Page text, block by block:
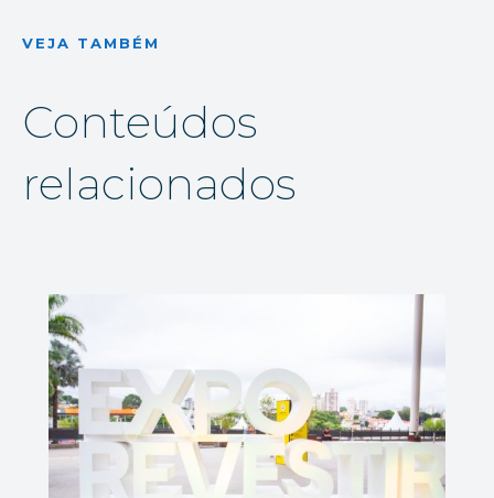
VEJA TAMBÉM
Conteúdos
relacionados